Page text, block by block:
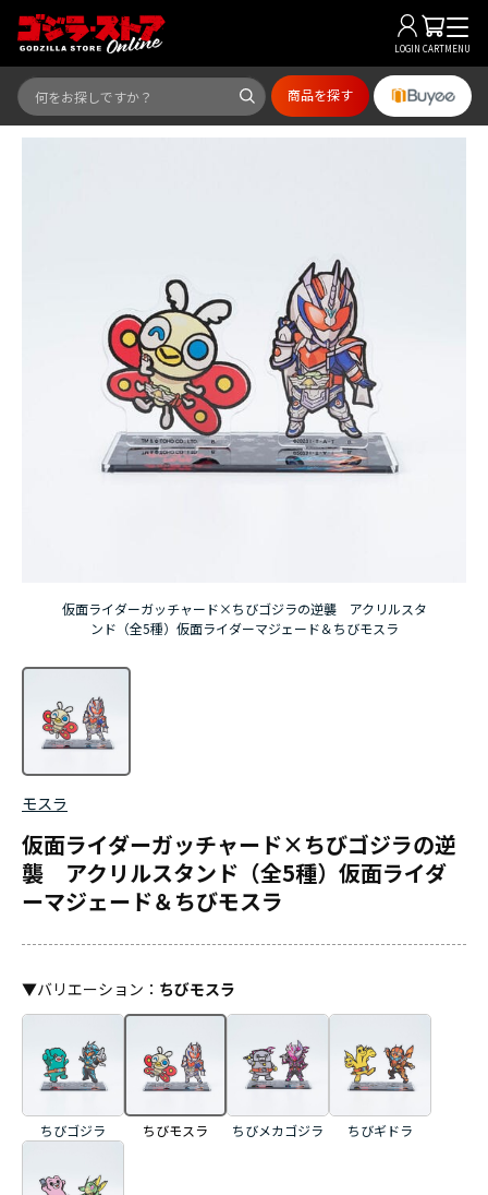
LOGIN CARTMENU
商品を探す
仮面ライダーガッチャード×ちびゴジラの逆襲 アクリルスタ
ンド（全5種）仮面ライダーマジェード＆ちびモスラ
モスラ
仮面ライダーガッチャード×ちびゴジラの逆
襲 アクリルスタンド（全5種）仮面ライダ
ーマジェード＆ちびモスラ
▼バリエーション ： ちびモスラ
ちびゴジラ ちびモスラ ちびメカゴジラ ちびギドラ